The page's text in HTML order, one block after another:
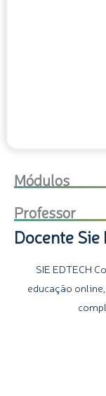
Módulos
Professor
Docente Sie
SIE EDTECH
educação